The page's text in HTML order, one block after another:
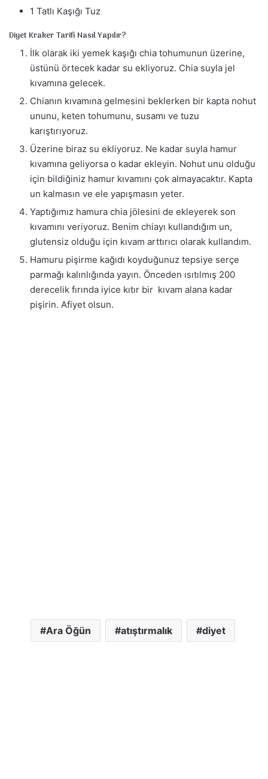
1 Tatlı Kaşığı Tuz
Diyet Kraker Tarifi Nasıl Yapılır?
İlk olarak iki yemek kaşığı chia tohumunun üzerine,
üstünü örtecek kadar su ekliyoruz. Chia suyla jel
kıvamına gelecek.
Chianın kıvamına gelmesini beklerken bir kapta nohut
ununu, keten tohumunu, susamı ve tuzu
karıştırıyoruz.
Üzerine biraz su ekliyoruz. Ne kadar suyla hamur
kıvamına geliyorsa o kadar ekleyin. Nohut unu olduğu
için bildiğiniz hamur kıvamını çok almayacaktır. Kapta
un kalmasın ve ele yapışmasın yeter.
Yaptığımız hamura chia jölesini de ekleyerek son
kıvamını veriyoruz. Benim chiayı kullandığım un,
glutensiz olduğu için kıvam arttırıcı olarak kullandım.
Hamuru pişirme kağıdı koyduğunuz tepsiye serçe
parmağı kalınlığında yayın. Önceden ısıtılmış 200
derecelik fırında iyice kıtır bir kıvam alana kadar
pişirin. Afiyet olsun.
Ara Öğün atıştırmalık diyet